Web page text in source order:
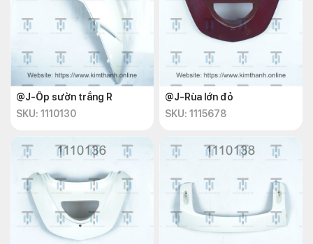
@J-Ốp sườn trắng R
SKU: 1110130
@J-Rùa lớn đỏ
SKU: 1115678